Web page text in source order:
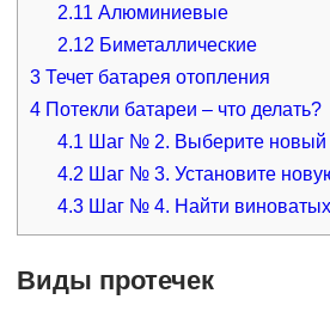
2.11 Алюминиевые
2.12 Биметаллические
3Течет батарея отопления
4Потекли батареи – что делать?
4.1 Шаг № 2. Выберите новый
4.2 Шаг № 3. Установите
4.3 Шаг № 4. Найти виноватых
Виды протечек